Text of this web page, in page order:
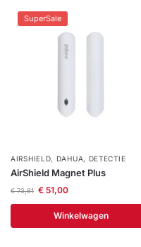
service
SuperSale
AIRSHIELD, DAHUA, DETECTIE
AirShield Magnet Plus
€73,81 €51,00
Winkelwagen